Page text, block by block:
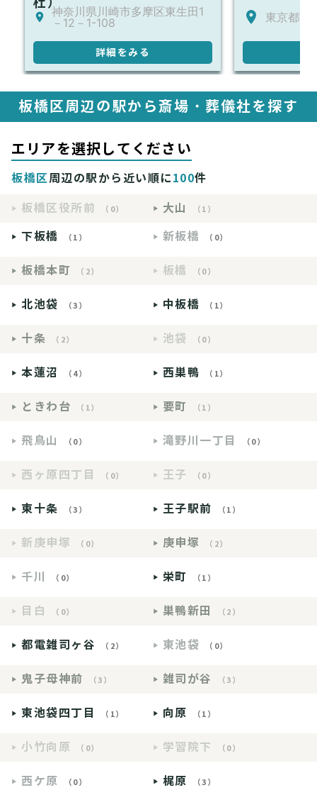
神奈川県川崎市多摩区東生田1
－12－1-108
詳細をみる
東京都世
板橋区周辺の駅から斎場・葬儀社を探す
エリアを選択してください
板橋区周辺の駅から近い順に100件
板橋区役所前
（0） 大山 （1）
下板橋 （1） 新板橋 （0）
板橋本町 （2） 板橋 （0）
北池袋 （3） 中板橋 （1）
十条 （2） 池袋 （0）
本蓮沼 （4） 西巣鴨 （1）
ときわ台 （1） 要町 （1）
飛鳥山 （0） 滝野川一丁目 （0）
西ヶ原四丁目 （0） 王子 （0）
東十条 （3） 王子駅前 （1）
新庚申塚 （0） 庚申塚 （2）
千川 （0） 栄町 （1）
目白 （0） 巣鴨新田 （2）
都電雑司ヶ谷 （2） 東池袋 （0）
鬼子母神前 （3） 雑司が谷 （3）
東池袋四丁目 （1） 向原 （1）
小竹向原 （0） 学習院下 （0）
西ケ原 （0） 梶原 （3）